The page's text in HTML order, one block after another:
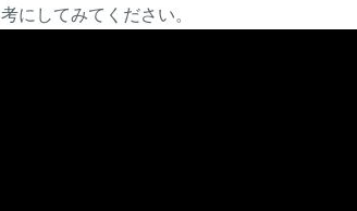
にしてみてください。